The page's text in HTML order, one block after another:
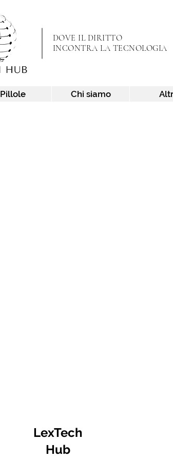
DOVE IL DIRITTO
INCONTRA LA TECNOLOGIA
Pillole Chi siamo
LexTech
Hub